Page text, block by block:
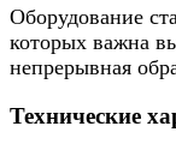
Оборудование
которых важна
непрерывная
Технические